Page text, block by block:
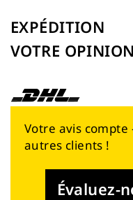
EXPÉDITION
VOTRE OPINION
Votre avis compte
autres clients !
Évaluez-